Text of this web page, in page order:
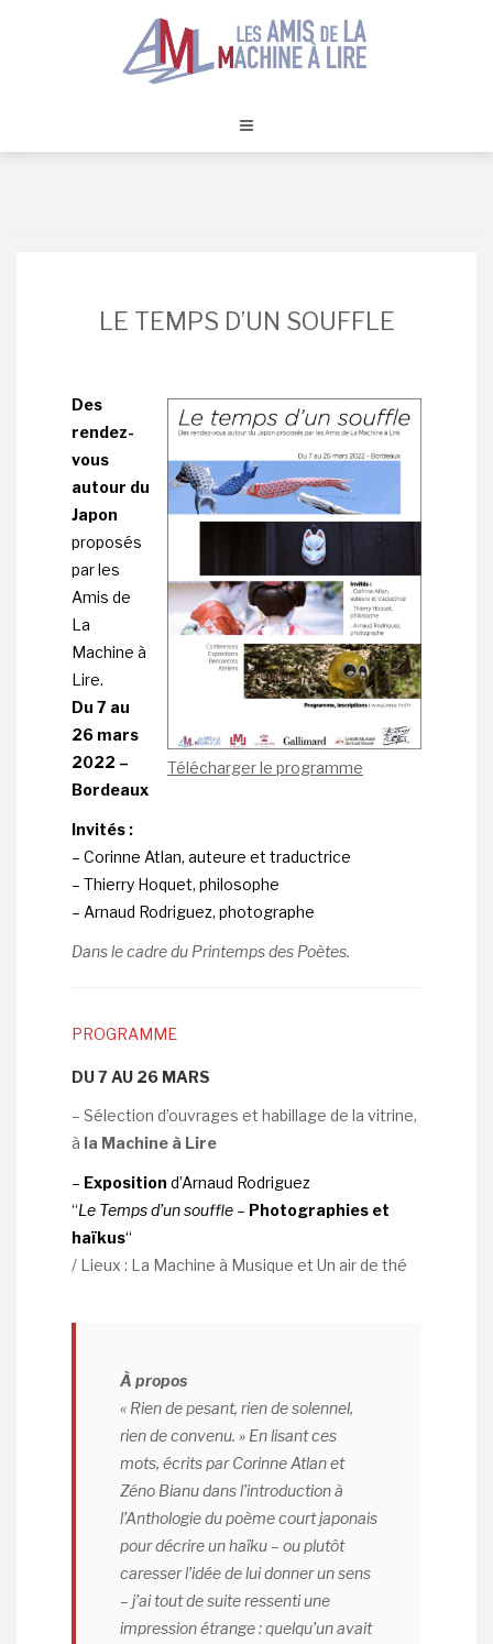
LE TEMPS D’UN SOUFFLE
Télécharger le programme
Des
rendez-
vous
autour du
Japon
proposés
par les
Amis de
La
Machine à
Lire.
Du 7 au
26 mars
2022 –
Bordeaux
Invités :
– Corinne Atlan, auteure et traductrice
– Thierry Hoquet, philosophe
– Arnaud Rodriguez, photographe
Dans le cadre du Printemps des Poètes.
PROGRAMME
DU 7 AU 26 MARS
– Sélection d’ouvrages et habillage de la vitrine,
à la Machine à Lire
– Exposition d’Arnaud Rodriguez
“Le Temps d’un souffle – Photographies et
haïkus“
/ Lieux : La Machine à Musique et Un air de thé
À propos
« Rien de pesant, rien de solennel,
rien de convenu. » En lisant ces
mots, écrits par Corinne Atlan et
Zéno Bianu dans l’introduction à
l’Anthologie du poème court japonais
pour décrire un haïku – ou plutôt
caresser l’idée de lui donner un sens
– j’ai tout de suite ressenti une
impression étrange : quelqu’un avait